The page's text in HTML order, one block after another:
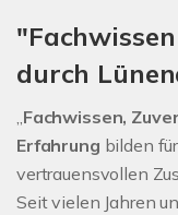
durch
„Fachwissen,
Erfahrung bilden
vertrauensvollen
Seit vielen Jahren